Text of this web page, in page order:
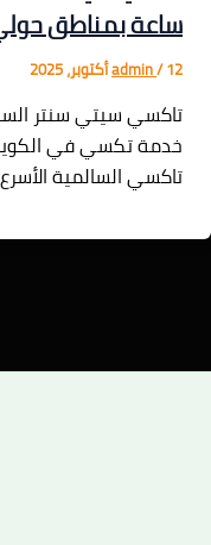
ساعة بمناطق
admin/12 أكتوبر، 2025
تاكسي سيتي سنتر
تاكسي السالمية